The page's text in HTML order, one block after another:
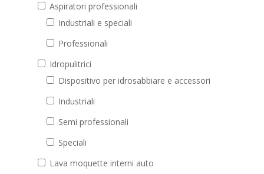
Aspiratori professionali
Industriali e speciali
Professionali
Idropulitrici
Dispositivo per idrosabbiare e accessori
Industriali
Semi professionali
Speciali
Lava moquette interni auto